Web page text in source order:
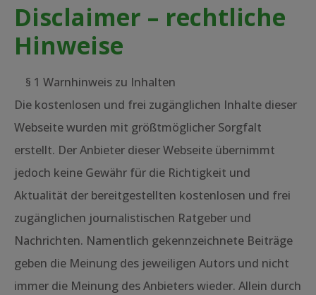
Disclaimer – rechtliche
Hinweise
§ 1 Warnhinweis zu Inhalten
Die kostenlosen und frei zugänglichen Inhalte dieser
Webseite wurden mit größtmöglicher Sorgfalt
erstellt. Der Anbieter dieser Webseite übernimmt
jedoch keine Gewähr für die Richtigkeit und
Aktualität der bereitgestellten kostenlosen und frei
zugänglichen journalistischen Ratgeber und
Nachrichten. Namentlich gekennzeichnete Beiträge
geben die Meinung des jeweiligen Autors und nicht
immer die Meinung des Anbieters wieder. Allein durch